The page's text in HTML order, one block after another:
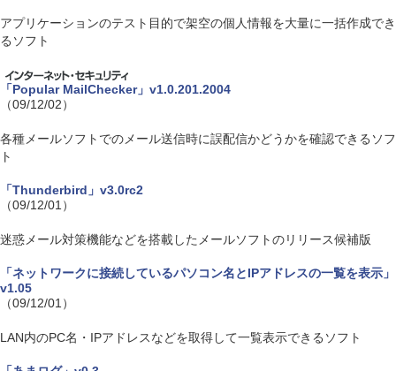
アプリケーションのテスト目的で架空の個人情報を大量に一括作成でき
るソフト
「Popular MailChecker」v1.0.201.2004
（09/12/02）
各種メールソフトでのメール送信時に誤配信かどうかを確認できるソフ
ト
「Thunderbird」v3.0rc2
（09/12/01）
迷惑メール対策機能などを搭載したメールソフトのリリース候補版
「ネットワークに接続しているパソコン名とIPアドレスの一覧を表示」
v1.05
（09/12/01）
LAN内のPC名・IPアドレスなどを取得して一覧表示できるソフト